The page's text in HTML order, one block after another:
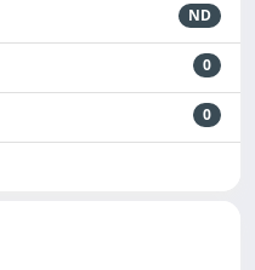
ND
0
0